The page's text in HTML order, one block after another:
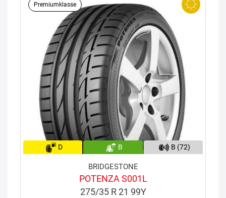
Premiumklasse
D B B (72)
BRIDGESTONE
POTENZA S001L
275/35 R 21 99Y